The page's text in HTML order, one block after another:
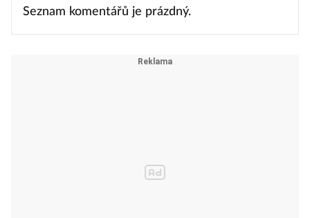
Seznam komentářů je prázdný.